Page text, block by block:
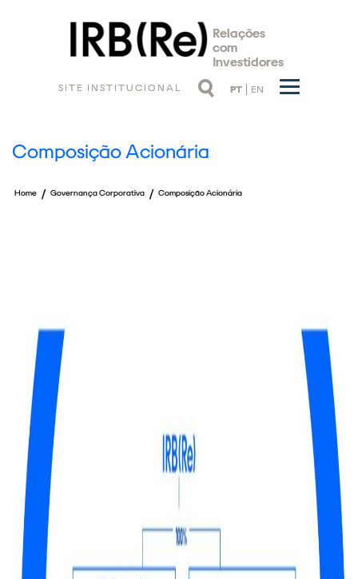
Relações
com
Investidores
SITE INSTITUCIONAL PT EN
Composição Acionária
Home / Governança Corporativa / Composição Acionária